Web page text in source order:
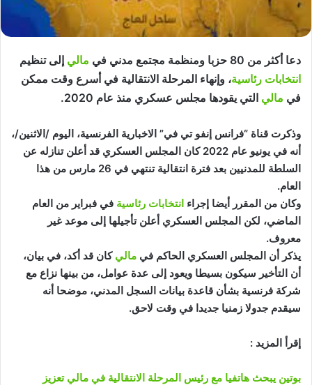
دعا أكثر من 80 حزبا ومنظمة مجتمع مدني في مالي إلى تنظيم
انتخابات رئاسية، وإنهاء المرحلة الانتقالية في أسرع وقت ممكن
في مالي التي يقودها مجلس عسكري منذ عام 2020.
وذكرت قناة “فرانس إنفو تي في” الاخبارية الفرنسية، اليوم /الاثنين/،
أنه في يونيو عام 2022 كان المجلس العسكري قد أعلن تنازله عن
السلطة للمدنيين بعد فترة انتقالية تنتهي في 26 مارس من هذا
العام.
وكان من المقرر أيضا إجراء انتخابات رئاسية في فبراير من العام
الماضي، لكن المجلس العسكري أعلن تأجيلها إلى موعد غير
معروف.
يذكر أن المجلس العسكري الحاكم في مالي كان قد أكد، في بيان،
أن التأخير سيكون بسيطا ويعود إلى عدة عوامل، من بينها نزاع مع
شركة فرنسية بشأن قاعدة بيانات السجل المدني، موضحا أنه
سيقدم جدولا زمنيا جديدا في وقت لاحق.
إقرأ المزيد :
بوتين يبحث هاتفيا مع رئيس المرحلة الانتقالية في مالي تعزيز